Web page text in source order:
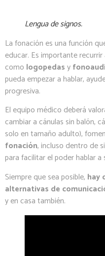
Lengua de signos.
La fonación es una función
educar. Es importante recurrir
como logopedasy
pueda empezar a hablar,
progresiva.
El equipo médico deberá
cambiar a cánulas sin balón,
solo en tamaño adulto),
fonación, incluso dentro de
para facilitar el poder hablar a
Siempre que sea posible, hay
alternativas de
y en casa también.